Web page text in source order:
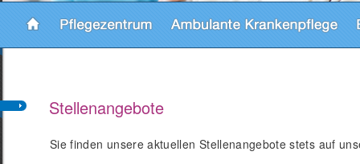
Stellenangebote
Sie finden unsere aktuellen Stellenangebote stets auf